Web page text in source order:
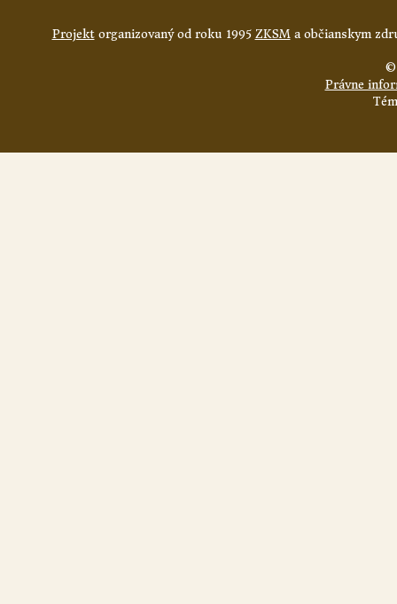
Projektorganizovaný od roku 1995 ZKSMa občianskym
©
Právne